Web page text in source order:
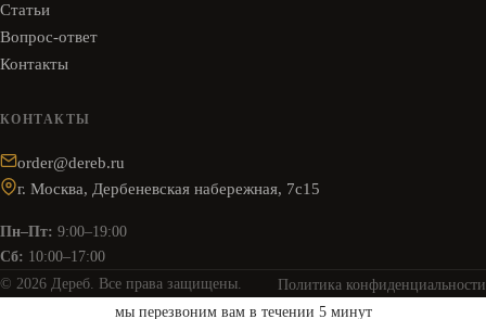
Статьи
Вопрос-ответ
Контакты
КОНТАКТЫ
order@dereb.ru
г. Москва, Дербеневская набережная, 7с15
Пн–Пт: 9:00–19:00
Сб: 10:00–17:00
© 2026 Дереб. Все права защищены.
Политика конфиденциальности
мы перезвоним вам в течении 5 минут